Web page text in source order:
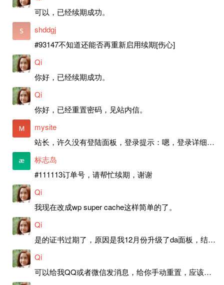
可以，已经续期成功。
shddgj
#93147不知道还能否再重新启用续期[伤心]
Qi
你好，已经续期成功。
Qi
你好，已经重置密码，见站内信。
mysite
站长，许久没有登陆面板，登录提示：嗯，登录详细信息似乎不正确。请重试。 网站还可以正常使用。如果是密码问题请帮忙重置一下密码。谢谢。订单号：97790，账号：aa20210950。 站长，提交了工单，你回复续期成功，不过我的问题是面部登陆信息有问题，一直是初始密码，现在无法登陆，有时间麻烦排查一下。
标志岛
#111113订单号，请帮忙续期，谢谢
Qi
我现在改成wp super cache这样简单的了。
Qi
是的证书过期了，原因是我12月份升级了da面板，结果后台证书就不更新了，目前还在排查问题。切换PHP版本现在没有了，因为DA新版不支持。
Qi
可以给我QQ或者微信发消息，给你手动重置，应该是服务器插件有问题了，这个wp的主题太老了，导致现在好多的问题，网站的签到功能也是因为这个原因导致的。